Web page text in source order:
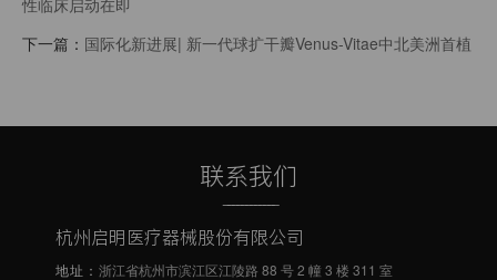
性临床启动在即
下一篇： 国际化新进展| 新一代球扩干瓣Venus-Vitae中北美洲首植
联系我们
------------
杭州启明医疗器械股份有限公司
地址： 浙江省杭州市滨江区江陵路 88 号 2 幢 3 楼 311 室